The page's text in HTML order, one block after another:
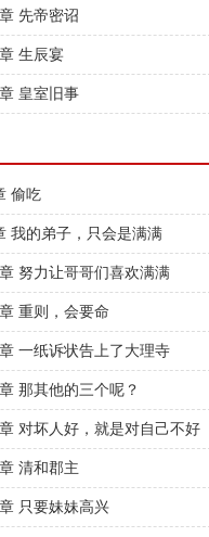
先帝密诏
生辰宴
皇室旧事
偷吃
我的弟子，只会是满满
努力让哥哥们喜欢满满
重则，会要命
一纸诉状告上了大理寺
那其他的三个呢？
对坏人好，就是对自己不好
清和郡主
只要妹妹高兴